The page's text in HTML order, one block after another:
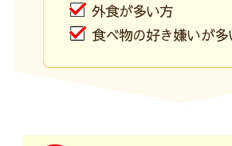
外食が多い方
食べ物の好き嫌いが多